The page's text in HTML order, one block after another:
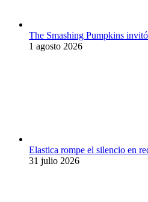
The Smashing Pumpkins
1 agosto 2026
Elastica rompe el silencio en
31 julio 2026